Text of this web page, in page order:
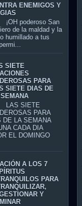
ENEMIGOS Y
poderoso San
de la maldad y la
humillado a tus
SIETE
PARA
SIETE DIAS DE
SIETE
PARA
DE LA SEMANA
CADA DIA
EL DOMINGO
A LOS 7
PARA
Y